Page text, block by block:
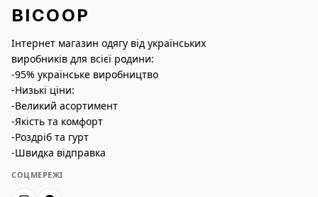
BICOOP
Інтернет магазин одягу від українських
виробників для всієї родини:
-95% українське виробництво
-Низькі ціни:
-Великий асортимент
-Якість та комфорт
-Роздріб та гурт
-Швидка відправка
СОЦМЕРЕЖІ